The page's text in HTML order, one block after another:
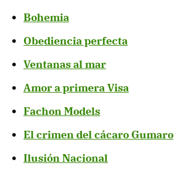
Bohemia
Obediencia perfecta
Ventanas al mar
Amor a primera Visa
Fachon Models
El crimen del cácaro Gumaro
Ilusión Nacional